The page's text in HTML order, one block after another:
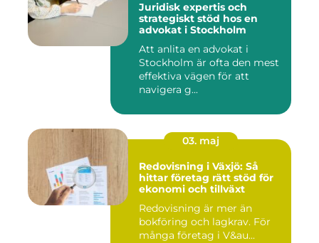
Juridisk expertis och
strategiskt stöd hos en
advokat i Stockholm
Att anlita en advokat i
Stockholm är ofta den mest
effektiva vägen för att
navigera g...
03. maj
Redovisning i Växjö: Så
hittar företag rätt stöd för
ekonomi och tillväxt
Redovisning är mer än
bokföring och lagkrav. För
många företag i V&au...